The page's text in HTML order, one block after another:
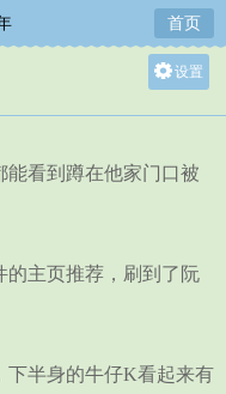
首页
设置
中
看到蹲在他家门口被
主页推荐，刷到了阮
半身的牛仔K看起来有